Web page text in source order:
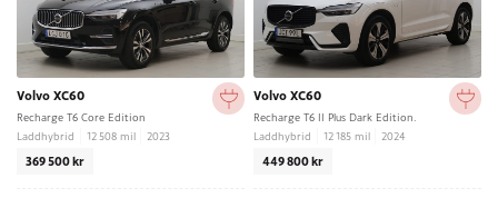
Volvo XC60
Recharge T6 Core Edition
Laddhybrid
12 508 mil 2023
369 500 kr
Volvo XC60
Recharge T6 II Plus Dark Edition.
Laddhybrid
12 185 mil 2024
449 800 kr